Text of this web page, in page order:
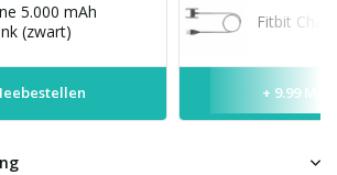
5.000 mAh
(zwart)
Fitbit
+ 9.99